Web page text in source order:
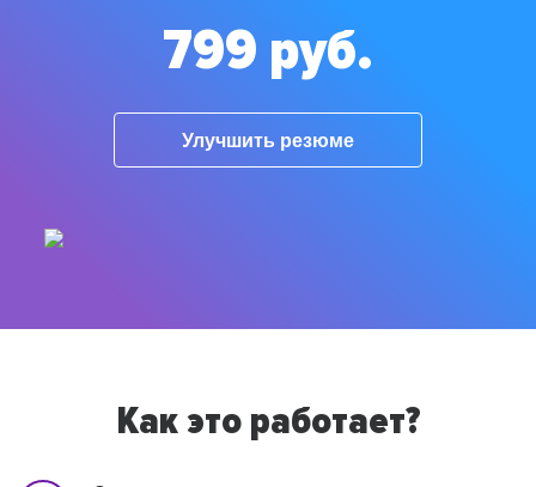
799 руб.
Улучшить резюме
Как это работает?